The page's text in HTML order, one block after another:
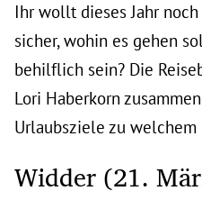
Ihr wollt dieses Jahr
sicher, wohin es gehen
behilflich sein? Die
Lori Haberkorn
Urlaubsziele zu welchem
Widder (21.